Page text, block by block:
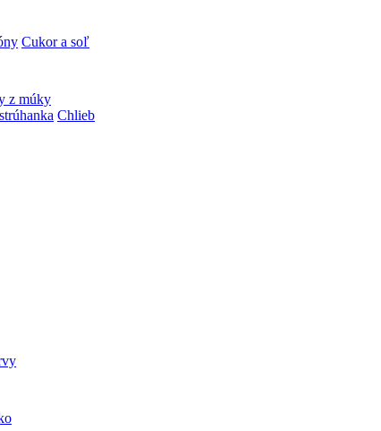
Cukor a soľ
z múky
Chlieb